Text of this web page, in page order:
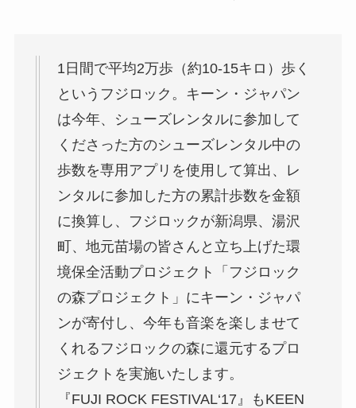
1日間で平均2万歩（約10-15キロ）歩く
というフジロック。キーン・ジャパン
は今年、シューズレンタルに参加して
くださった方のシューズレンタル中の
歩数を専用アプリを使用して算出、レ
ンタルに参加した方の累計歩数を金額
に換算し、フジロックが新潟県、湯沢
町、地元苗場の皆さんと立ち上げた環
境保全活動プロジェクト「フジロック
の森プロジェクト」にキーン・ジャパ
ンが寄付し、今年も音楽を楽しませて
くれるフジロックの森に還元するプロ
ジェクトを実施いたします。
『FUJI ROCK FESTIVAL‘17』もKEEN